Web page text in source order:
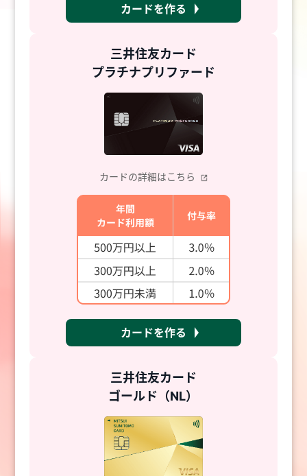
カードを作る
三井住友カード
プラチナプリファード
カードの詳細はこちら
カードを作る
三井住友カード
ゴールド（NL）